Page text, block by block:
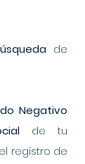
de
Negativo
de tu
registro de